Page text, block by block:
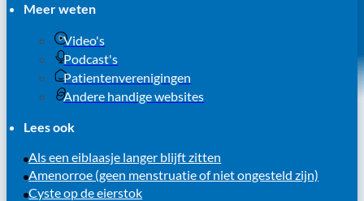
Meer weten
Video's
Podcast's
Patientenverenigingen
Andere handige websites
Lees ook
Als een eiblaasje langer blijft zitten
Amenorroe (geen menstruatie of niet ongesteld zijn)
Cyste op de eierstok